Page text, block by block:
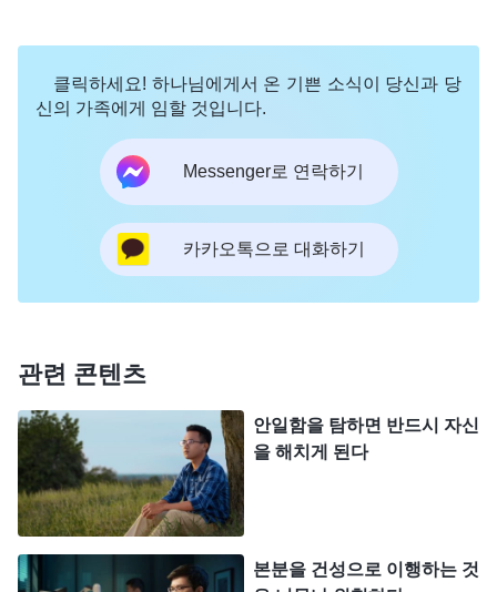
결할 것인가＞ 중에서), 『본분을 이행하면서 마음을 다
하지 않고 건성으로 임하며, 쉬운 방향으로만 행동한
다면 그것은 어떤 태도겠느냐? 무성의하게 행동하며
본분에 충성을 다하지 않는, 책임감도 사명감도 없는
태도이다. 본분을 이행할 때마다 적당히 노력하고 적
당히 애쓰며, 불성실하게 임하고 대충대충 넘어간다
면, 본분 이행을 놀이처럼 가볍게 대한다면, 문제가
되지 않겠느냐? 그런 사람은 결국 “당신은 본분을 별
고 넘어가는군요.”라는 말을 듣게 될 것이다. 그럼 하
없는 자라고 말할 것이다. 하나님이 네게 사역을 맡
겼는데, 너는 그것이 중요한 책임이든 일반적인 책임
이든 상관 않고 마음과 책임을 다하지 않고, 그 일을
또한 그것을 너의 본분이나 의무로 여겨 행하지도 않
클릭하세요! 하나님에게서 온 기쁜 소식이 당신과 당
신의 가족에게 임할 것입니다.
Messenger로 연락하기
카카오톡으로 대화하기
관련 콘텐츠
안일함을 탐하면 반드시 자신
을 해치게 된다
본분을 건성으로 이행하는 것